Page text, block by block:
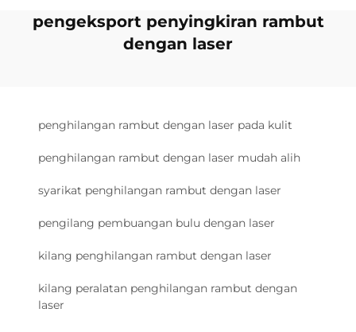
pengeksport penyingkiran rambut
dengan laser
penghilangan rambut dengan laser pada kulit
penghilangan rambut dengan laser mudah alih
syarikat penghilangan rambut dengan laser
pengilang pembuangan bulu dengan laser
kilang penghilangan rambut dengan laser
kilang peralatan penghilangan rambut dengan
laser